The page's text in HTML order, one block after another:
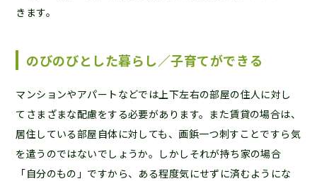
きます。
のびのびとした暮らし／子育てができる
マンションやアパートなどでは上下左右の部屋の住人に対し
てさまざまな配慮をする必要があります。また賃貸の場合は、
居住している部屋自体に対しても、画鋲一つ刺すことですら気
を遣うのではないでしょうか。しかしそれが持ち家の場合
「自分のもの」ですから、ある程度気にせずに済むようにな